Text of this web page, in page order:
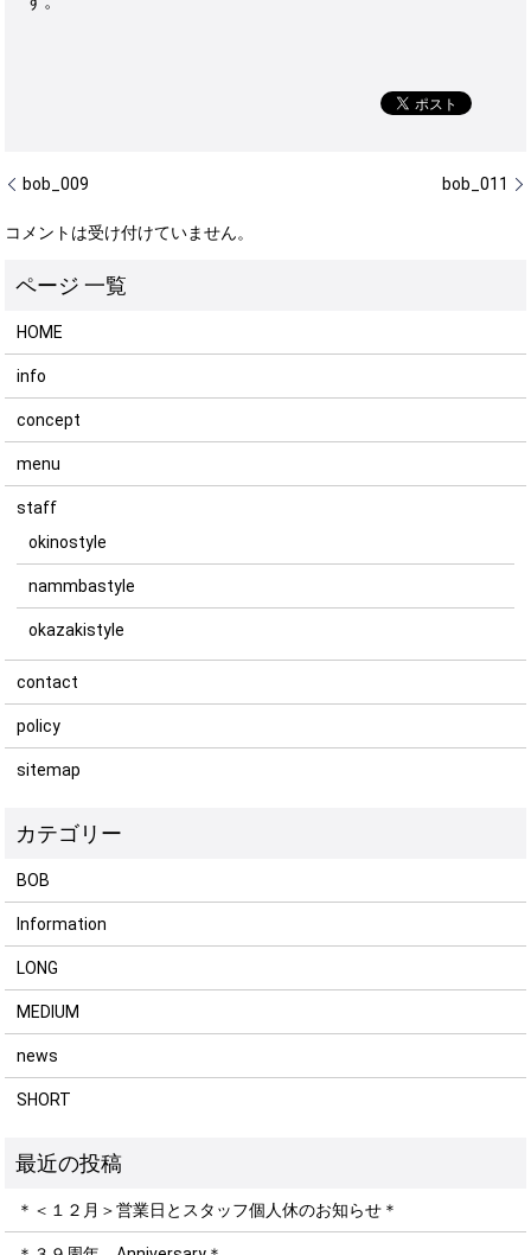
bob_009 bob_011
コメントは受け付けていません。
HOME
info
concept
menu
staff
okinostyle
nammbastyle
okazakistyle
contact
policy
sitemap
BOB
Information
LONG
MEDIUM
news
SHORT
＊＜１２月＞営業日とスタッフ個人休のお知らせ＊